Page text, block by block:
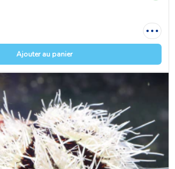
Ajouter au panier